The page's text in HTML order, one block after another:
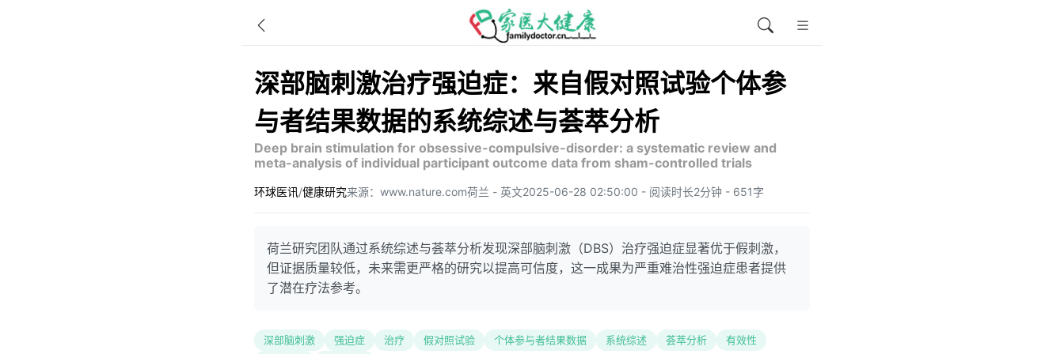
深部脑刺激治疗强迫症：来自假对照试验个体参
与者结果数据的系统综述与荟萃分析
Deep brain stimulation for obsessive-compulsive-disorder: a systematic review and
meta-analysis of individual participant outcome data from sham-controlled trials
环球医讯/健康研究来源：www.nature.com荷兰 - 英文2025-06-28 02:50:00 - 阅读时长2分钟 - 651字
荷兰研究团队通过系统综述与荟萃分析发现深部脑刺激（DBS）治疗强迫症显著优于假刺激，
但证据质量较低，未来需更严格的研究以提高可信度，这一成果为严重难治性强迫症患者提供
了潜在疗法参考。
深部脑刺激 强迫症 治疗 假对照试验 个体参与者结果数据 系统综述 荟萃分析 有效性